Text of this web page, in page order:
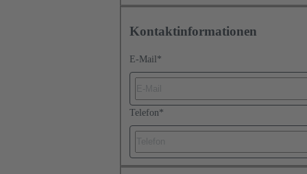
Kontaktinformationen
E-Mail *
Telefon*